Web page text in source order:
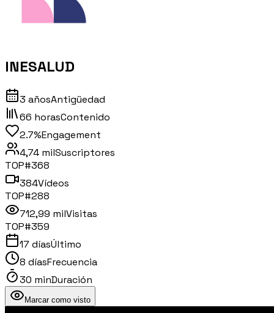
INESALUD
3 añosAntigüedad
66 horasContenido
2.7%Engagement
4,74 milSuscriptores
TOP#368
384Vídeos
TOP#288
712,99 milVisitas
TOP#359
17 díasÚltimo
8 díasFrecuencia
30 minDuración
Marcar como visto